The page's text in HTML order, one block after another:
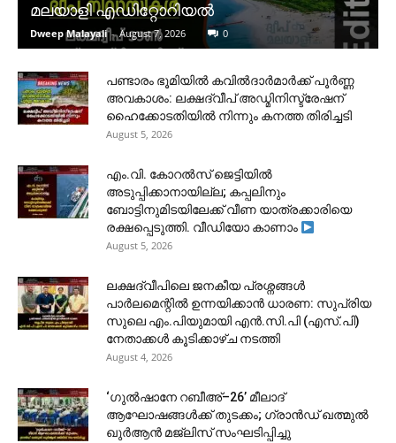
മലയാളി എഡിറ്റോറിയൽ
Dweep Malayali - August 7, 2026 0
പണ്ടാരം ഭൂമിയിൽ കവിൽദാർമാർക്ക് പൂർണ്ണ
അവകാശം: ലക്ഷദ്വീപ് അഡ്മിനിസ്ട്രേഷന്
ഹൈക്കോടതിയിൽ നിന്നും കനത്ത തിരിച്ചടി
August 5, 2026
​എം.വി. കോറൽസ് ജെട്ടിയിൽ
അടുപ്പിക്കാനായില്ല; കപ്പലിനും
ബോട്ടിനുമിടയിലേക്ക് വീണ യാത്രക്കാരിയെ
രക്ഷപ്പെടുത്തി. വീഡിയോ കാണാം
August 5, 2026
ലക്ഷദ്വീപിലെ ജനകീയ പ്രശ്നങ്ങൾ
പാർലമെന്റിൽ ഉന്നയിക്കാൻ ധാരണ: സുപ്രിയ
സുലെ എം.പിയുമായി എൻ.സി.പി (എസ്.പി)
നേതാക്കൾ കൂടിക്കാഴ്ച നടത്തി
August 4, 2026
‘ഗുൽഷാനേ റബീഅ്–26’ മീലാദ്
ആഘോഷങ്ങൾക്ക് തുടക്കം; ഗ്രാൻഡ് ഖത്മുൽ
ഖുർആൻ മജ്‌ലിസ് സംഘടിപ്പിച്ചു